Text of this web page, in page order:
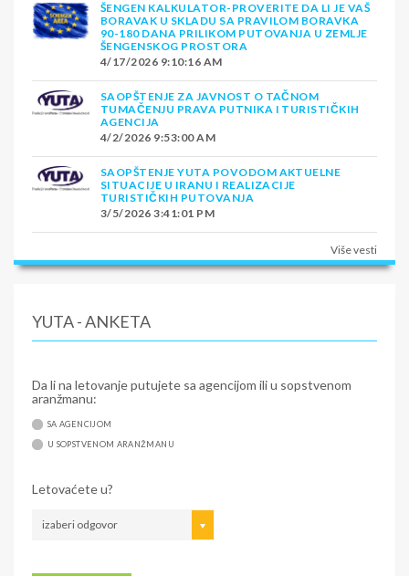
ŠENGEN KALKULATOR-PROVERITE DA LI JE VAŠ
BORAVAK U SKLADU SA PRAVILOM BORAVKA
90-180 DANA PRILIKOM PUTOVANJA U ZEMLJE
ŠENGENSKOG PROSTORA
4/17/2026 9:10:16 AM
SAOPŠTENJE ZA JAVNOST O TAČNOM
TUMAČENJU PRAVA PUTNIKA I TURISTIČKIH
AGENCIJA
4/2/2026 9:53:00 AM
SAOPŠTENJE YUTA POVODOM AKTUELNE
SITUACIJE U IRANU I REALIZACIJE
TURISTIČKIH PUTOVANJA
3/5/2026 3:41:01 PM
Više vesti
YUTA - ANKETA
Da li na letovanje putujete sa agencijom ili u sopstvenom
aranžmanu:
SA AGENCIJOM
U SOPSTVENOM ARANŽMANU
Letovaćete u?
izaberi odgovor